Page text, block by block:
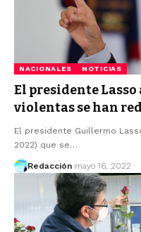
NACIONALES NOTICIAS
El presidente
violentas se han
El presidente Guillermo
2022) que se…
Redacción mayo 16, 2022